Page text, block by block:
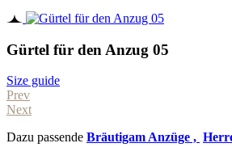
Gürtel für den Anzug 05
Size guide
Prev
Next
Dazu passende Bräutigam Anzüge ,